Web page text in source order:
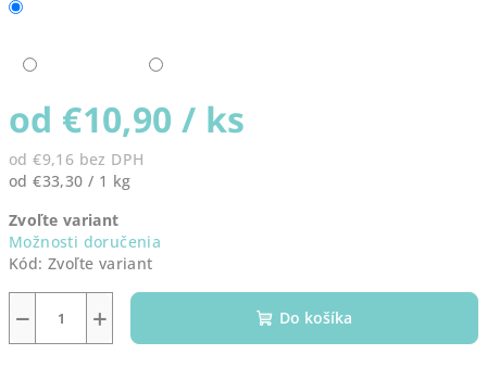
od €10,90 / ks
od€9,16 bez DPH
Jednotková
od €33,30 / 1 kg
Zvoľte variant
Možnosti doručenia
Kód: Zvoľte variant
+
− Do košíka